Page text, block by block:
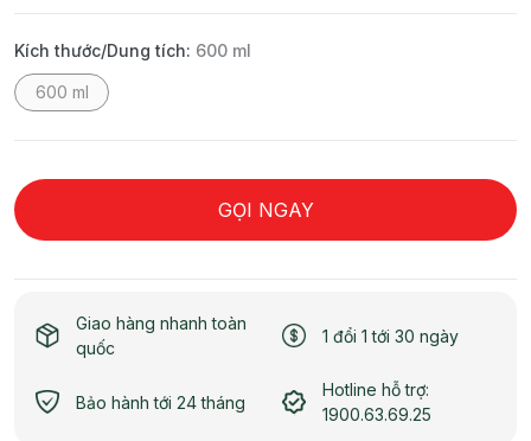
Kích thước/Dung tích: 600 ml
600 ml
GỌI NGAY
Giao hàng nhanh toàn
quốc
1 đổi 1 tới 30 ngày
Bảo hành tới 24 tháng
Hotline hỗ trợ:
1900.63.69.25